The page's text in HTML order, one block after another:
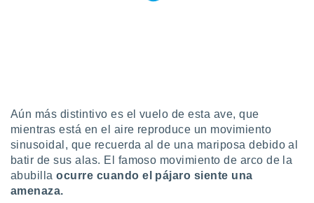
Aún más distintivo es el vuelo de esta ave, que
mientras está en el aire reproduce un movimiento
sinusoidal, que recuerda al de una mariposa debido al
batir de sus alas. El famoso movimiento de arco de la
abubillaocurre cuando el pájaro siente una
amenaza.